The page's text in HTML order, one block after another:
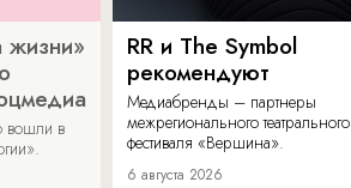
жизни»
вошли в
RR и The Symbol
рекомендуют
Медиабренды – партнеры
межрегионального театрального
фестиваля «Вершина».
6 августа 2026